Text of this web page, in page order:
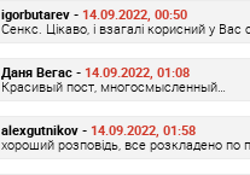
igorbutarev - 14.09.2022, 00:50
Сенкс. Цікаво, і взагалі корисний у Вас
Даня Вегас - 14.09.2022, 01:08
Красивый пост, многосмысленный…
alexgutnikov - 14.09.2022, 01:58
хороший розповідь, все розкладено по